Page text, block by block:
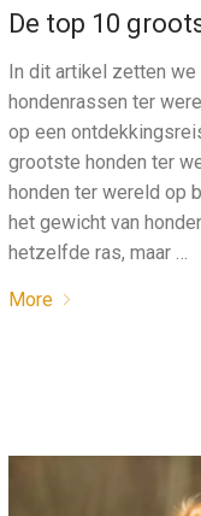
De top 10
In dit artikel zetten
hondenrassen ter
op een
grootste honden ter
honden ter wereld op
het gewicht van
hetzelfde ras, maar …
More